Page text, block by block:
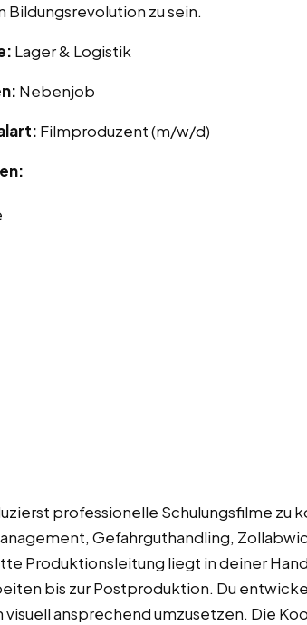
Bildungsrevolution zu sein.
Lager & Logistik
Nebenjob
Filmproduzent (m/w/d)
professionelle Schulungsfilme zu
Gefahrguthandling,
Produktionsleitung liegt in deiner
bis zur Postproduktion. Du
visuell ansprechend umzusetzen. Die